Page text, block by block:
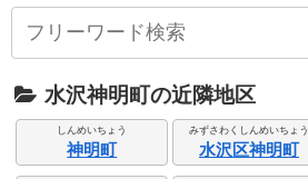
水沢神明町の近隣地区
しんめいちょう
神明町
みずさわくしんめいちょう
水沢区神明町